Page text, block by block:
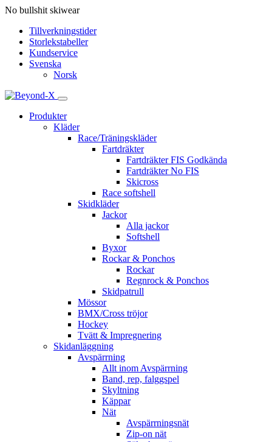
No bullshit skiwear
Tillverkningstider
Storlekstabeller
Kundservice
Svenska
Norsk
Produkter
Kläder
Race/Träningskläder
Fartdräkter
Fartdräkter FIS Godkända
Fartdräkter No FIS
Skicross
Race softshell
Skidkläder
Jackor
Alla jackor
Softshell
Byxor
Rockar & Ponchos
Rockar
Regnrock & Ponchos
Skidpatrull
Mössor
BMX/Cross tröjor
Hockey
Tvätt & Impregnering
Skidanläggning
Avspärrning
Allt inom Avspärrning
Band, rep, falggspel
Skyltning
Käppar
Nät
Avspärrningsnät
Zip-on nät